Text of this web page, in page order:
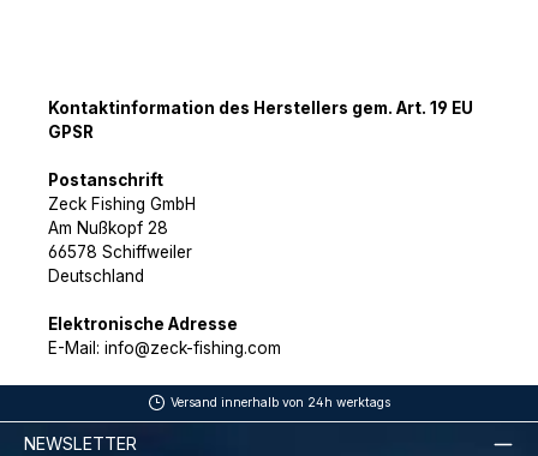
Kontaktinformation des Herstellers gem. Art. 19 EU
GPSR
Postanschrift
Zeck Fishing GmbH
Am Nußkopf 28
66578 Schiffweiler
Deutschland
Elektronische Adresse
E-Mail: info@zeck-fishing.com
Versand innerhalb von 24h werktags
NEWSLETTER